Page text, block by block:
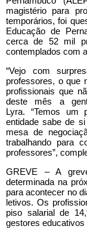
magistério para
temporários, foi
Educação de
cerca de 52 mil
contemplados com
“Vejo com
professores, o que
profissionais que
deste mês a
Lyra. “Temos um
entidade sabe de
mesa de
trabalhando para
professores”,
GREVE – A
determinada na
para acontecer no
letivos. Os
piso salarial de
gestores educativos